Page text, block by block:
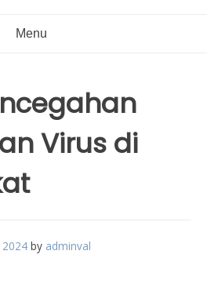
Menu
Virus di
by adminval